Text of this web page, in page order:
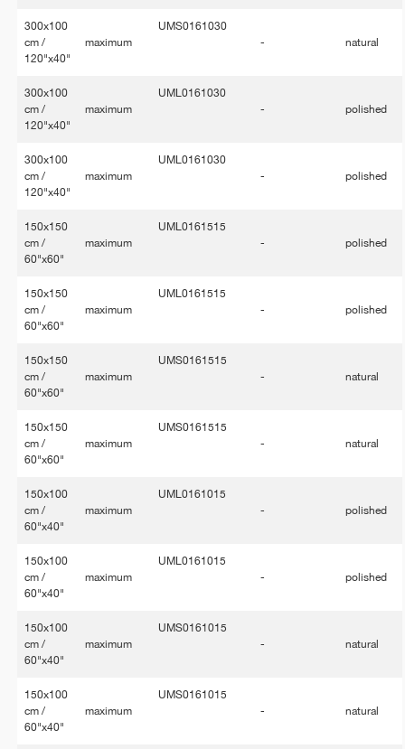
300x100
cm /
120"x40"
maximum
UMS0161030
-
natural
300x100
cm /
120"x40"
maximum
UML0161030
-
polished
300x100
cm /
120"x40"
maximum
UML0161030
-
polished
150x150
cm /
60"x60"
maximum
UML0161515
-
polished
150x150
cm /
60"x60"
maximum
UML0161515
-
polished
150x150
cm /
60"x60"
maximum
UMS0161515
-
natural
150x150
cm /
60"x60"
maximum
UMS0161515
-
natural
150x100
cm /
60"x40"
maximum
UML0161015
-
polished
150x100
cm /
60"x40"
maximum
UML0161015
-
polished
150x100
cm /
60"x40"
maximum
UMS0161015
-
natural
150x100
cm /
60"x40"
maximum
UMS0161015
-
natural